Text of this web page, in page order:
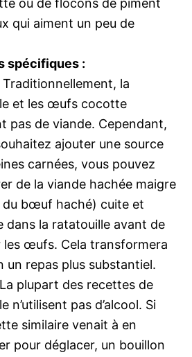
ou de flocons de piment
qui aiment un peu de
spécifiques :
Traditionnellement, la
et les œufs cocotte
pas de viande. Cependant,
ajouter une source
carnées, vous pouvez
de la viande hachée maigre
du bœuf haché) cuite et
dans la ratatouille avant de
les œufs. Cela transformera
un repas plus substantiel.
La plupart des recettes de
n’utilisent pas d’alcool. Si
similaire venait à en
pour déglacer, un bouillon